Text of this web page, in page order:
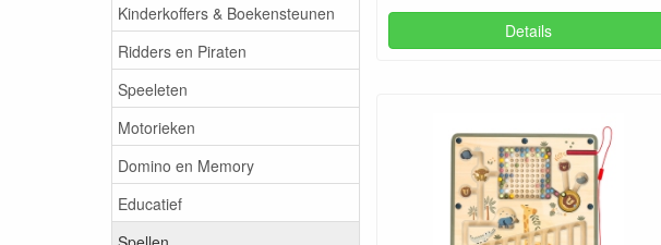
Kinderkoffers & Boekensteunen
Ridders en Piraten
Speeleten
Motorieken
Domino en Memory
Educatief
Details